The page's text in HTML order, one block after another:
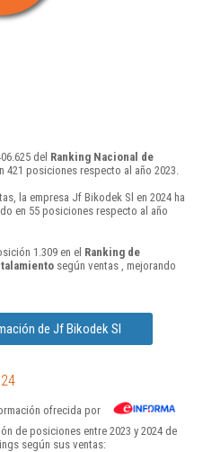
del Ranking Nacional de
421 posiciones respecto al año 2023.
la empresa Jf Bikodek Sl en 2024 ha
en 55 posiciones respecto al año
1.309 en el Ranking de
según ventas , mejorando
de Jf Bikodek Sl
ofrecida por
de posiciones entre 2023 y 2024 de
según sus ventas: